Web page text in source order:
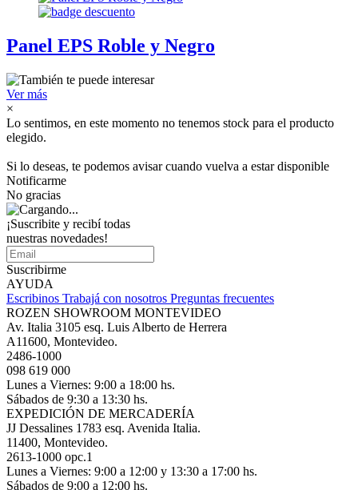
Panel EPS Roble y Negro
Ver más
×
Lo sentimos, en este momento no tenemos stock para el producto
elegido.
Si lo deseas, te podemos avisar cuando vuelva a estar disponible
Notificarme
No gracias
¡Suscribite y recibí todas
nuestras novedades!
Suscribirme
AYUDA
Escribinos Trabajá con nosotros Preguntas frecuentes
ROZEN SHOWROOM MONTEVIDEO
Av. Italia 3105 esq. Luis Alberto de Herrera
A11600, Montevideo.
2486-1000
098 619 000
Lunes a Viernes: 9:00 a 18:00 hs.
Sábados de 9:30 a 13:30 hs.
EXPEDICIÓN DE MERCADERÍA
JJ Dessalines 1783 esq. Avenida Italia.
11400, Montevideo.
2613-1000 opc.1
Lunes a Viernes: 9:00 a 12:00 y 13:30 a 17:00 hs.
Sábados de 9:00 a 12:00 hs.